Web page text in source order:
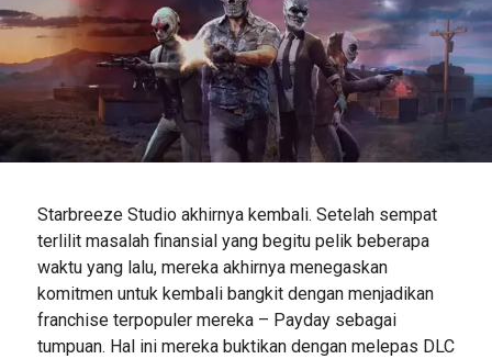
Starbreeze Studio akhirnya kembali. Setelah sempat
terlilit masalah finansial yang begitu pelik beberapa
waktu yang lalu, mereka akhirnya menegaskan
komitmen untuk kembali bangkit dengan menjadikan
franchise terpopuler mereka – Payday sebagai
tumpuan. Hal ini mereka buktikan dengan melepas DLC